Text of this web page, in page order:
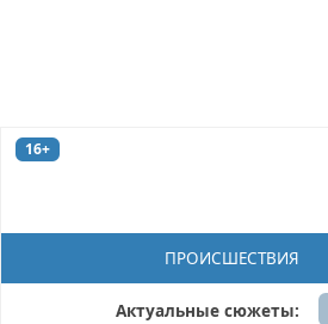
16+
ПРОИСШЕСТВИЯ
Актуальные сюжеты: